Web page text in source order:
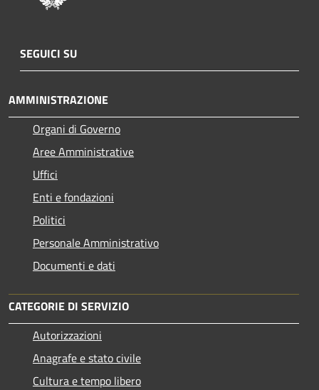
SEGUICI SU
AMMINISTRAZIONE
Organi di Governo
Aree Amministrative
Uffici
Enti e fondazioni
Politici
Personale Amministrativo
Documenti e dati
CATEGORIE DI SERVIZIO
Autorizzazioni
Anagrafe e stato civile
Cultura e tempo libero